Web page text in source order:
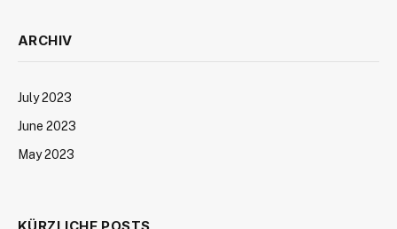
ARCHIV
July 2023
June 2023
May 2023